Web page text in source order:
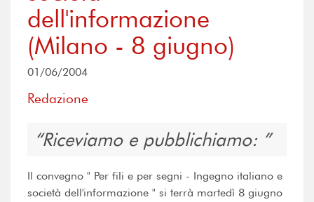
dell'informazione
(Milano - 8 giugno)
01/06/2004
Redazione
Riceviamo e pubblichiamo:
Il convegno " Per fili e per segni - Ingegno italiano e
società dell'informazione " si terrà martedì 8 giugno